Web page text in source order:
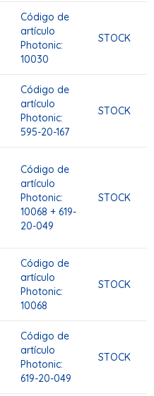
Código de
artículo
Photonic:
10030
STOCK
Código de
artículo
Photonic:
595-20-167
STOCK
Código de
artículo
Photonic:
10068 + 619-
20-049
STOCK
Código de
artículo
Photonic:
10068
STOCK
Código de
artículo
Photonic:
619-20-049
STOCK